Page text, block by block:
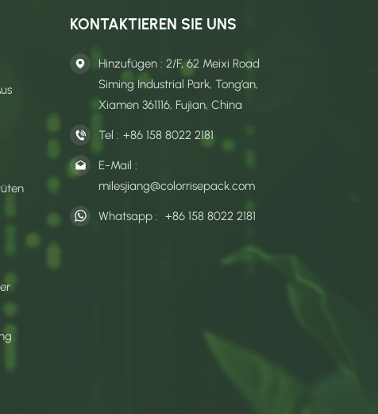
KONTAKTIEREN SIE UNS
Hinzufügen : 2/F, 62 Meixi Road
Siming Industrial Park, Tong’an,
Xiamen 361116, Fujian, China
Tel : +86 158 8022 2181
E-Mail :
milesjiang@colorrisepack.com
Whatsapp : +86 158 8022 2181